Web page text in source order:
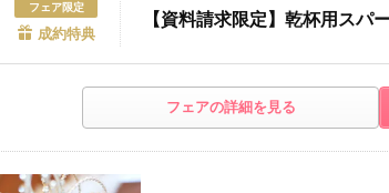
フェア限定
成約特典
【資料請求限定】乾杯用スパ
フェアの詳細を見る